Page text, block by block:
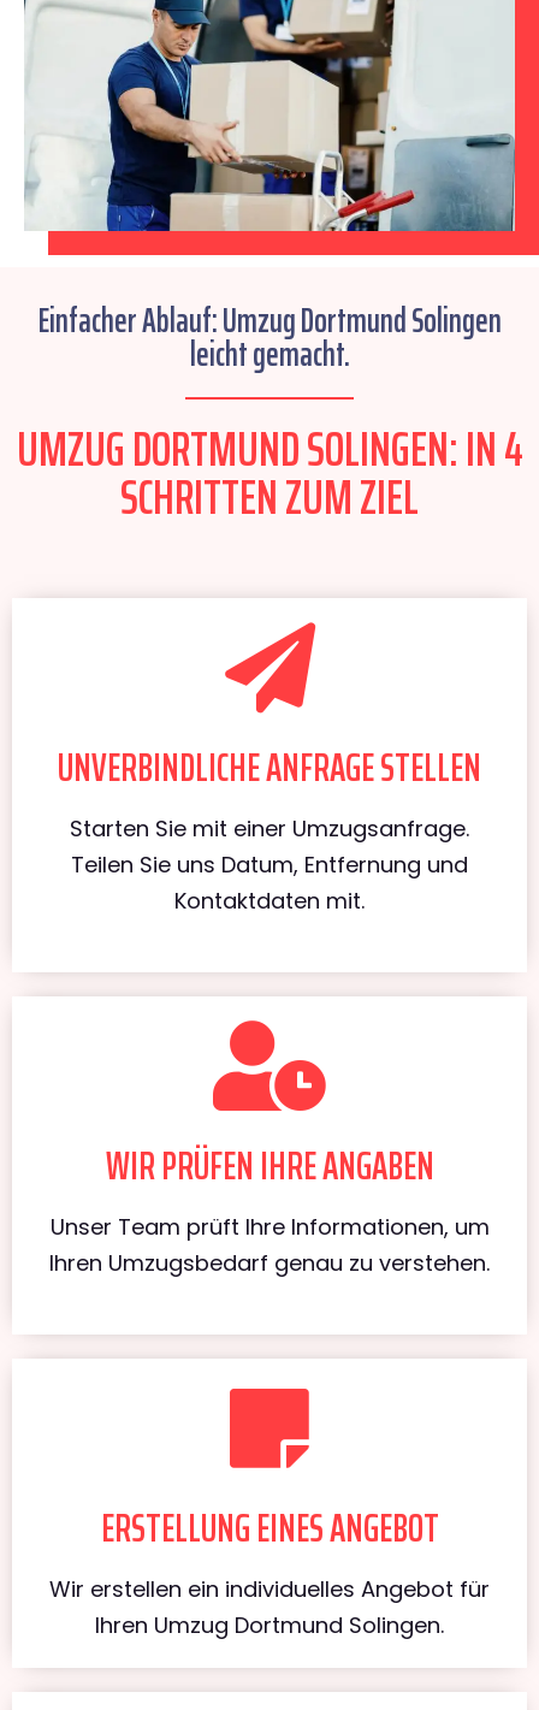
Einfacher Ablauf: Umzug Dortmund Solingen
leicht gemacht.
UMZUG DORTMUND SOLINGEN: IN 4
SCHRITTEN ZUM ZIEL
UNVERBINDLICHE ANFRAGE STELLEN
Starten Sie mit einer Umzugsanfrage.
Teilen Sie uns Datum, Entfernung und
Kontaktdaten mit.
WIR PRÜFEN IHRE ANGABEN
Unser Team prüft Ihre Informationen, um
Ihren Umzugsbedarf genau zu verstehen.
ERSTELLUNG EINES ANGEBOT
Wir erstellen ein individuelles Angebot für
Ihren Umzug Dortmund Solingen.